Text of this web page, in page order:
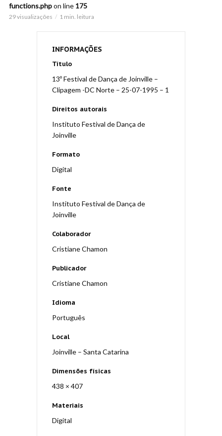
functions.phpon line 175
29 visualizações 1 min. leitura
INFORMAÇÕES
Título
13º Festival de Dança de Joinville –
Clipagem -DC Norte – 25-07-1995 – 1
Direitos autorais
Instituto Festival de Dança de
Joinville
Formato
Digital
Fonte
Instituto Festival de Dança de
Joinville
Colaborador
Cristiane Chamon
Publicador
Cristiane Chamon
Idioma
Português
Local
Joinville – Santa Catarina
Dimensões físicas
438 × 407
Materiais
Digital